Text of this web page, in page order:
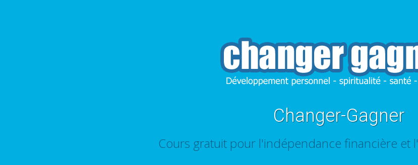
Changer-Gagner
Cours gratuit pour l'indépendance financière et